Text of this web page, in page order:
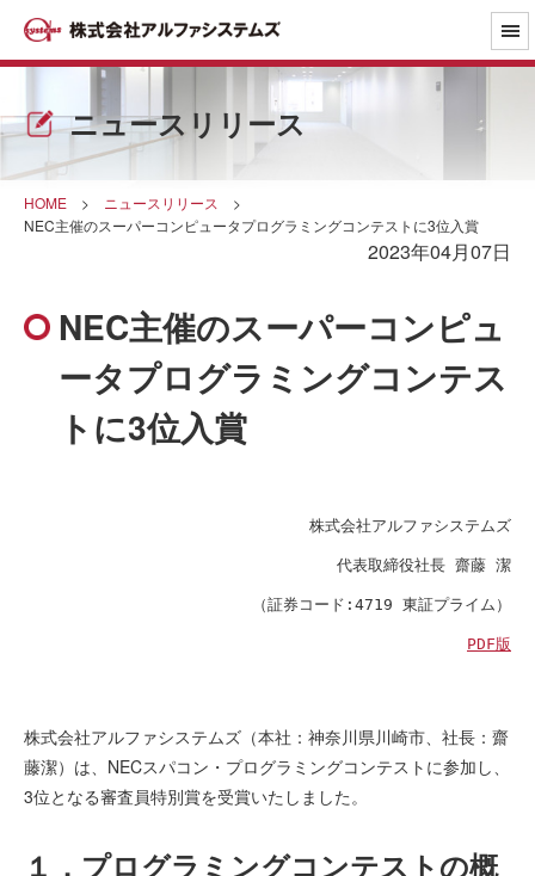
ニュースリリース
HOME > ニュースリリース
>
NEC主催のスーパーコンピュータプログラミングコンテストに3位入賞
2023年04月07日
NEC主催のスーパーコンピュ
ータプログラミングコンテス
トに3位入賞
株式会社アルファシステムズ
代表取締役社長 齋藤 潔
（証券コード:4719 東証プライム）
PDF版
株式会社アルファシステムズ（本社：神奈川県川崎市、社長：齋
藤潔）は、NECスパコン・プログラミングコンテストに参加し、
3位となる審査員特別賞を受賞いたしました。
１．プログラミングコンテストの概